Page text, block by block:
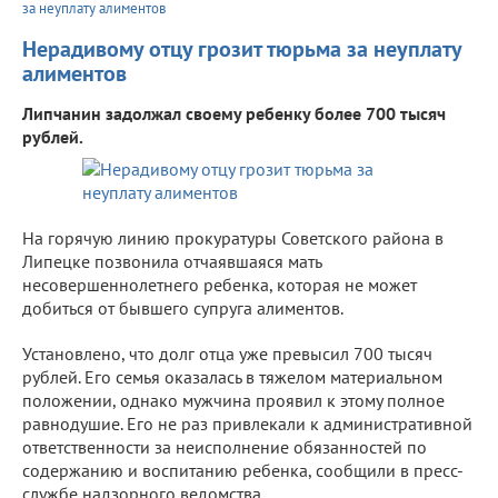
за неуплату алиментов
Нерадивому отцу грозит тюрьма за неуплату
алиментов
Липчанин задолжал своему ребенку более 700 тысяч
рублей.
На горячую линию прокуратуры Советского района в
Липецке позвонила отчаявшаяся мать
несовершеннолетнего ребенка, которая не может
добиться от бывшего супруга алиментов.
Установлено, что долг отца уже превысил 700 тысяч
рублей. Его семья оказалась в тяжелом материальном
положении, однако мужчина проявил к этому полное
равнодушие. Его не раз привлекали к административной
ответственности за неисполнение обязанностей по
содержанию и воспитанию ребенка, сообщили в пресс-
службе надзорного ведомства.